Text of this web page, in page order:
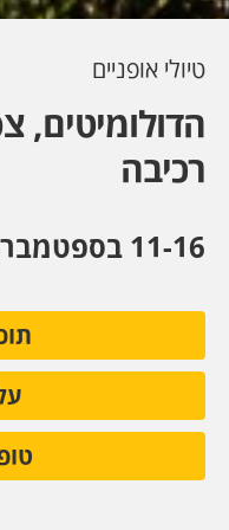
טיולי אופניים
הדולומיטים,
רכיבה
11-16 בספטמבר, 2025